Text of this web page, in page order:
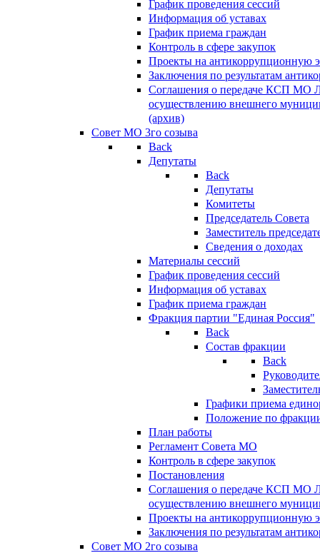
График проведения сессий
Информация об уставах
График приема граждан
Контроль в сфере закупок
Проекты на антикоррупционную
Заключения по результатам
Соглашения о передаче КСП МО
осуществлению внешнего
(архив)
Совет МО 3го созыва
Back
Депутаты
Back
Депутаты
Комитеты
Председатель Совета
Заместитель
Сведения о доходах
Материалы сессий
График проведения сессий
Информация об уставах
График приема граждан
Фракция партии "Единая Россия"
Back
Состав фракции
Back
Графики приема
Положение по
План работы
Регламент Совета МО
Контроль в сфере закупок
Постановления
Соглашения о передаче КСП МО
осуществлению внешнего
Проекты на антикоррупционную
Заключения по результатам
Совет МО 2го созыва